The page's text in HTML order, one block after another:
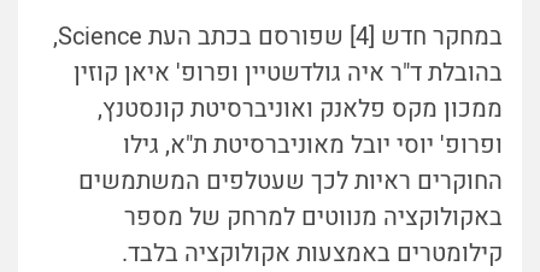
במחקר חדש [4] שפורסם בכתב העת Science,
בהובלת ד"ר איה גולדשטיין ופרופ' איאן קוזין
ממכון מקס פלאנק ואוניברסיטת קונסטנץ,
ופרופ' יוסי יובל מאוניברסיטת ת"א, גילו
החוקרים ראיות לכך שעטלפים המשתמשים
באקולוקציה מנווטים למרחק של מספר
קילומטרים באמצעות אקולוקציה בלבד.